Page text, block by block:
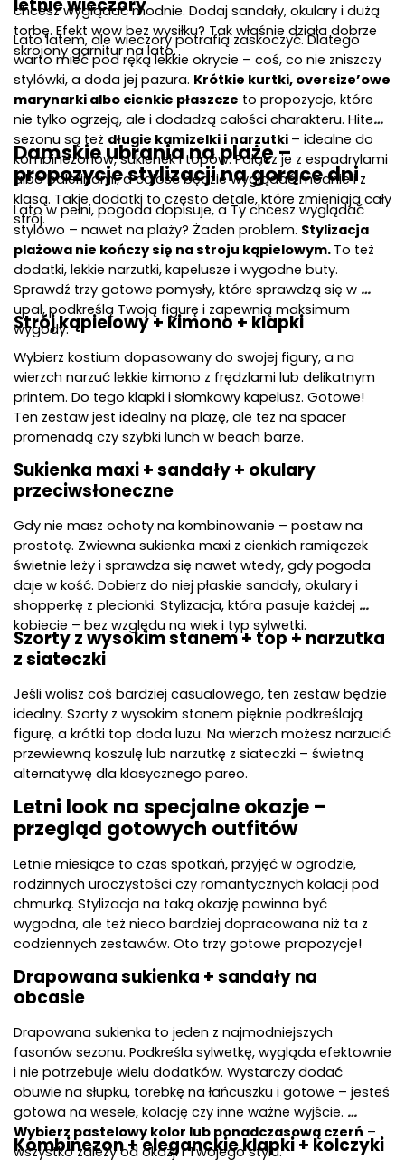
chcesz wyglądać modnie. Dodaj sandały, okulary i dużą
torbę. Efekt wow bez wysiłku? Tak właśnie działa dobrze
skrojony garnitur na lato.
Lato latem, ale wieczory potrafią zaskoczyć. Dlatego
warto mieć pod ręką lekkie okrycie – coś, co nie zniszczy
stylówki, a doda jej pazura. Krótkie kurtki, oversize’owe
marynarki albo cienkie płaszcze to propozycje, które
nie tylko ogrzeją, ale i dodadzą całości charakteru. Hitem
sezonu są też długie kamizelki i narzutki – idealne do
kombinezonów, sukienek i topów. Połącz je z espadrylami
albo balerinami, a całość będzie wyglądać modnie i z
klasą. Takie dodatki to często detale, które zmieniają cały
strój.
Damskie ubrania na plażę –
propozycje stylizacji na gorące dni
Lato w pełni, pogoda dopisuje, a Ty chcesz wyglądać
stylowo – nawet na plaży? Żaden problem. Stylizacja
plażowa nie kończy się na stroju kąpielowym. To też
dodatki, lekkie narzutki, kapelusze i wygodne buty.
Sprawdź trzy gotowe pomysły, które sprawdzą się w
upał, podkreślą Twoją figurę i zapewnią maksimum
wygody.
Strój kąpielowy + kimono + klapki
Wybierz kostium dopasowany do swojej figury, a na
wierzch narzuć lekkie kimono z frędzlami lub delikatnym
printem. Do tego klapki i słomkowy kapelusz. Gotowe!
Ten zestaw jest idealny na plażę, ale też na spacer
promenadą czy szybki lunch w beach barze.
Sukienka maxi + sandały + okulary
przeciwsłoneczne
Gdy nie masz ochoty na kombinowanie – postaw na
prostotę. Zwiewna sukienka maxi z cienkich ramiączek
świetnie leży i sprawdza się nawet wtedy, gdy pogoda
daje w kość. Dobierz do niej płaskie sandały, okulary i
shopperkę z plecionki. Stylizacja, która pasuje każdej
kobiecie – bez względu na wiek i typ sylwetki.
Szorty z wysokim stanem + top + narzutka
z siateczki
Jeśli wolisz coś bardziej casualowego, ten zestaw będzie
idealny. Szorty z wysokim stanem pięknie podkreślają
figurę, a krótki top doda luzu. Na wierzch możesz narzucić
przewiewną koszulę lub narzutkę z siateczki – świetną
alternatywę dla klasycznego pareo.
Letni look na specjalne okazje –
przegląd gotowych outfitów
Letnie miesiące to czas spotkań, przyjęć w ogrodzie,
rodzinnych uroczystości czy romantycznych kolacji pod
chmurką. Stylizacja na taką okazję powinna być
wygodna, ale też nieco bardziej dopracowana niż ta z
codziennych zestawów. Oto trzy gotowe propozycje!
Drapowana sukienka + sandały na
obcasie
Drapowana sukienka to jeden z najmodniejszych
fasonów sezonu. Podkreśla sylwetkę, wygląda efektownie
i nie potrzebuje wielu dodatków. Wystarczy dodać
obuwie na słupku, torebkę na łańcuszku i gotowe – jesteś
Wybierz pastelowy kolor lub ponadczasową czerń –
wszystko zależy od okazji i Twojego stylu.
Kombinezon + eleganckie klapki + kolczyki